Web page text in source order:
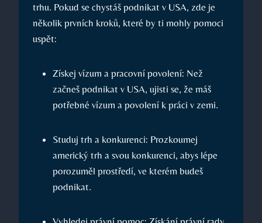
trhu. Pokud se chystáš podnikat v USA, zde je
několik prvních kroků, které by ti mohly pomoci
uspět:
Získej vízum a pracovní povolení: Než
začneš podnikat v USA, ujisti se, že máš
potřebné vízum a povolení k práci v zemi.
Studuj trh a konkurenci: Prozkoumej
americký trh a svou konkurenci, abys lépe
porozuměl prostředí, ve kterém budeš
podnikat.